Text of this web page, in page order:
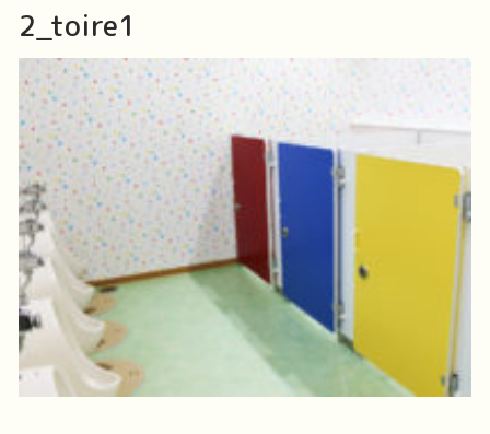
索:
トップページ
園の紹介
園舎の紹介
園の1日
年間行事
特別保育
地図アクセス
お知らせ
フォトアルバムコーナー
園長だより
Q&Aよくある質問
お問い合わせ
2_toire1